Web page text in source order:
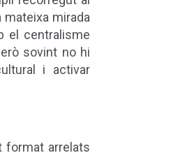
mirada
el centralisme
sovint no hi
i activar
format arrelats